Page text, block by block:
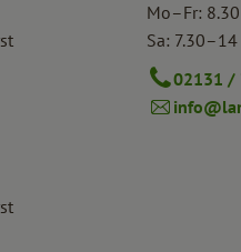
Mo–Fr:
Sa:
02131 /